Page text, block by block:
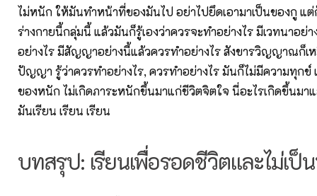
ไม่หนัก ให้มันทำหน้าที่ของมันไป อย่าไปยึดเอามาเป็นของกู แ
ร่างกายนี้กลุ่มนี้ แล้วมันก็รู้เองว่าควรจะทำอย่างไร มีเวทนาอย่
อย่างไร มีสัญญาอย่างนี้แล้วควรทำอย่างไร สังขารวิญญาณก็เ
ปัญญา รู้ว่าควรทำอย่างไร, ควรทำอย่างไร มันก็ไม่มีความทุกข์
ของหนัก ไม่เกิดภาระหนักขึ้นมาแก่ชีวิตจิตใจ นี่อะไรเกิดขึ้นมา
มันเรียน เรียน เรียน
บทสรุป: เรียนเพื่อรอดชีวิตและไม่เป็